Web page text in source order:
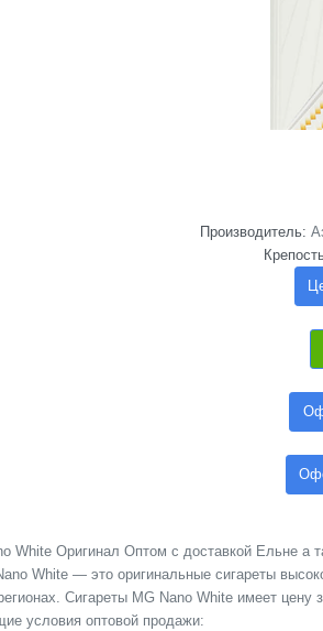
Производитель:
White Оригинал Оптом с доставкой Ельне а
White — это оригинальные сигареты
Сигареты MG Nano White имеет цену
условия оптовой продажи: